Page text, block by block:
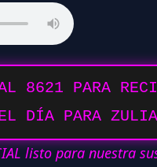
8621 PARA
DÍA PARA
listo para nuestra